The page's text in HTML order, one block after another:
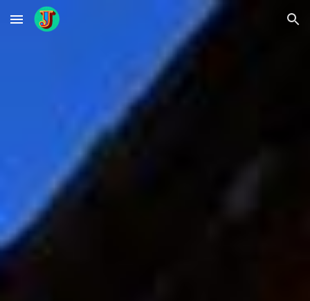
Skip to main content Skip to navigation